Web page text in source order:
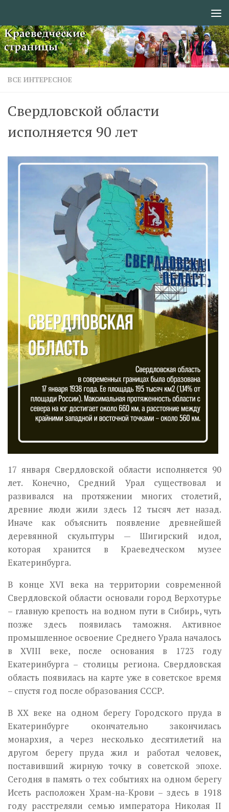
ВСЕ ИНТЕРЕСНОЕ
Свердловской области
исполняется 90 лет
17 января Свердловской области исполняется 90
лет. Конечно, Средний Урал существовал и
развивался на протяжении многих столетий,
древние люди жили здесь 12 тысяч лет назад.
Иначе как объяснить появление древнейшей
деревянной скульптуры — Шигирский идол,
которая хранится в Краеведческом музее
Екатеринбурга.
В конце XVI века на территории современной
Свердловской области основали город Верхотурье
– главную крепость на водном пути в Сибирь, чуть
позже здесь появилась таможня. Активное
промышленное освоение Среднего Урала началось
в XVIII веке, после основания в 1723 году
Екатеринбурга – столицы региона. Свердловская
область появилась на карте уже в советское время
– спустя год после образования СССР.
В ХХ веке на одном берегу Городского пруда в
Екатеринбурге окончательно закончилась
монархия, а через несколько десятилетий на
другом берегу пруда жил и работал человек,
поставивший жирную точку в советской эпохе.
Сегодня в память о тех событиях на одном берегу
Исеть расположен Храм-на-Крови – здесь в 1918
году расстреляли семью императора Николая II